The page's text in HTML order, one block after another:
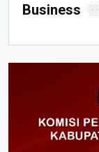
Business